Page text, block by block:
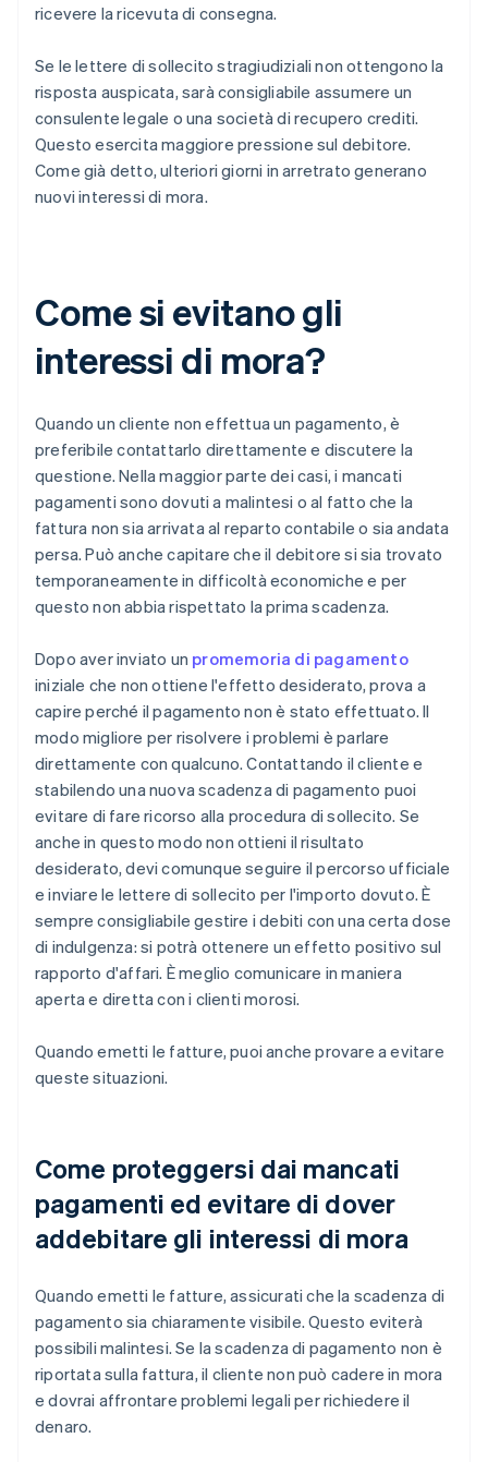
ricevere la ricevuta di consegna.
Se le lettere di sollecito stragiudiziali non ottengono la
risposta auspicata, sarà consigliabile assumere un
consulente legale o una società di recupero crediti.
Questo esercita maggiore pressione sul debitore.
Come già detto, ulteriori giorni in arretrato generano
nuovi interessi di mora.
Come si evitano gli
interessi di mora?
Quando un cliente non effettua un pagamento, è
preferibile contattarlo direttamente e discutere la
questione. Nella maggior parte dei casi, i mancati
pagamenti sono dovuti a malintesi o al fatto che la
fattura non sia arrivata al reparto contabile o sia andata
persa. Può anche capitare che il debitore si sia trovato
temporaneamente in difficoltà economiche e per
questo non abbia rispettato la prima scadenza.
Dopo aver inviato un promemoria di pagamento
iniziale che non ottiene l'effetto desiderato, prova a
capire perché il pagamento non è stato effettuato. Il
modo migliore per risolvere i problemi è parlare
direttamente con qualcuno. Contattando il cliente e
stabilendo una nuova scadenza di pagamento puoi
evitare di fare ricorso alla procedura di sollecito. Se
anche in questo modo non ottieni il risultato
desiderato, devi comunque seguire il percorso ufficiale
e inviare le lettere di sollecito per l'importo dovuto. È
sempre consigliabile gestire i debiti con una certa dose
di indulgenza: si potrà ottenere un effetto positivo sul
rapporto d'affari. È meglio comunicare in maniera
aperta e diretta con i clienti morosi.
Quando emetti le fatture, puoi anche provare a evitare
queste situazioni.
Come proteggersi dai mancati
pagamenti ed evitare di dover
addebitare gli interessi di mora
Quando emetti le fatture, assicurati che la scadenza di
pagamento sia chiaramente visibile. Questo eviterà
possibili malintesi. Se la scadenza di pagamento non è
riportata sulla fattura, il cliente non può cadere in mora
e dovrai affrontare problemi legali per richiedere il
denaro.